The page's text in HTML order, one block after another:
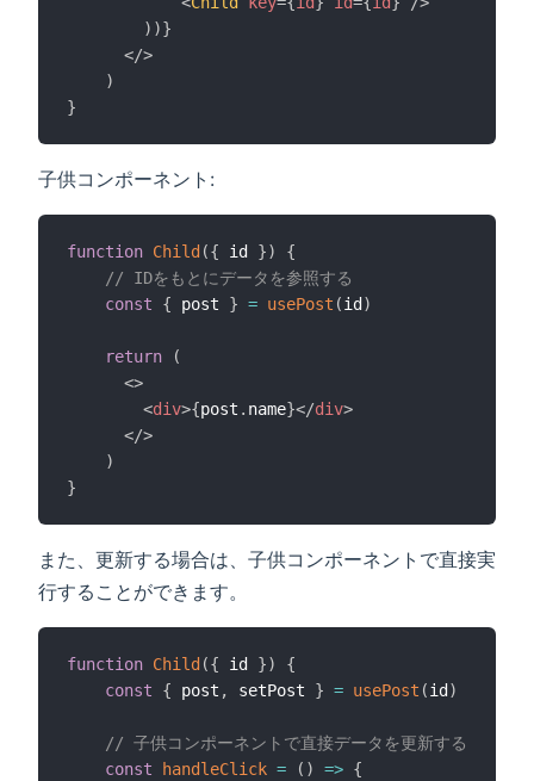
) )}
</>
)
}
子供コンポーネント:
function Child ({ id })
{
// IDをもとにデータを参照する
const
{ post } = usePost (id )
return
(
<>
<div>{post . name}</div>
</>
)
}
また、更新する場合は、子供コンポーネントで直接実
行することができます。
function Child ({ id })
{
const
{ post , setPost } = usePost (id )
// 子供コンポーネントで直接データを更新する
const
handleClick = ( ) => {